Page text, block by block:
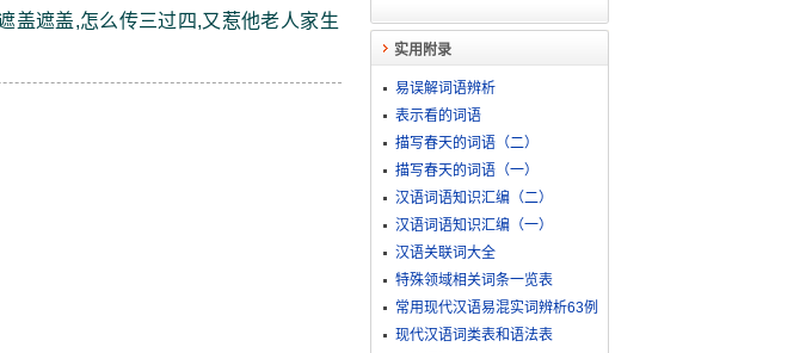
盖遮盖,怎么传三过四,又惹他老人家生
实用附录
易误解词语辨析
表示看的词语
描写春天的词语（二）
描写春天的词语（一）
汉语词语知识汇编（二）
汉语词语知识汇编（一）
汉语关联词大全
特殊领域相关词条一览表
常用现代汉语易混实词辨析63例
现代汉语词类表和语法表